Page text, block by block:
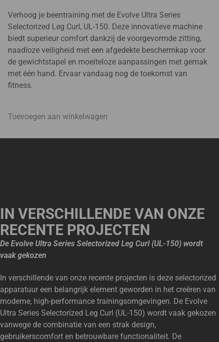
Verhoog je beentraining met de Evolve Ultra Series
Selectorized Leg Curl, UL-150. Deze innovatieve machine
biedt superieur comfort dankzij de voorgevormde zitting,
naadloze veiligheid met een afgedekte beschermkap voor
de gewichtstapel en moeiteloze aanpassingen met gemak
met één hand. Ervaar vandaag nog de toekomst van
fitness.
Toevoegen aan winkelwagen
IN VERSCHILLENDE VAN ONZE
RECENTE PROJECTEN
De Evolve Ultra Series Selectorized Leg Curl (UL-150) wordt
vaak gekozen
In verschillende van onze recente projecten is deze selectorized
apparatuur een belangrijk element geworden in het creëren van
moderne, high-performance trainingsomgevingen. De Evolve
Ultra Series Selectorized Leg Curl (UL-150) wordt vaak gekozen
vanwege de combinatie van een strak design,
gebruikerscomfort en betrouwbare functionaliteit. De